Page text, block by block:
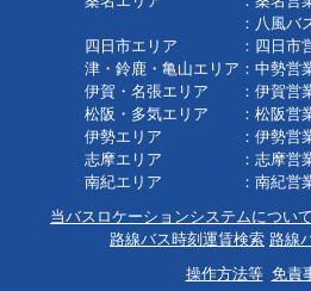
：八風バス
四日市エリア ：四日市営
津・鈴鹿・亀山エリア：中勢
伊賀・名張エリア ：伊賀営
松阪・多気エリア ：松阪営
伊勢エリア ：伊勢営業
志摩エリア ：志摩営業
南紀エリア ：南紀営業
当バスロケーションシステムについ
路線バス時刻運賃検索 路線
操作方法等 免責